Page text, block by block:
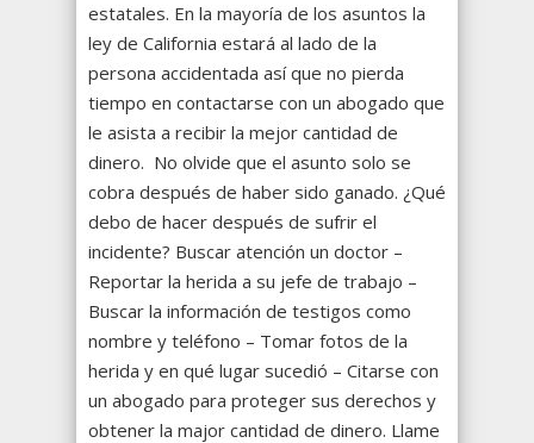
estatales. En la mayoría de los asuntos la
ley de California estará al lado de la
persona accidentada así que no pierda
tiempo en contactarse con un abogado que
le asista a recibir la mejor cantidad de
dinero. No olvide que el asunto solo se
cobra después de haber sido ganado. ¿Qué
debo de hacer después de sufrir el
incidente? Buscar atención un doctor –
Reportar la herida a su jefe de trabajo –
Buscar la información de testigos como
nombre y teléfono – Tomar fotos de la
herida y en qué lugar sucedió – Citarse con
un abogado para proteger sus derechos y
obtener la major cantidad de dinero. Llame